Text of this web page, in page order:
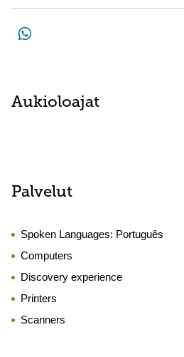
Aukioloajat
Palvelut
Spoken Languages: Português
Computers
Discovery experience
Printers
Scanners